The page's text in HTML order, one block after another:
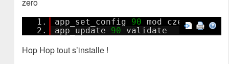
1. app_set_config 90 mod czero
2.
app_update 90 validate
Hop Hop tout s’installe !